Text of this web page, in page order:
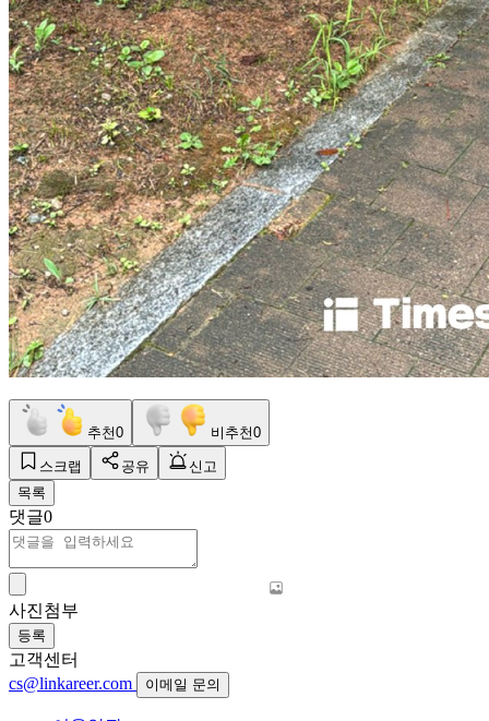
추천0 비추천0
스크랩 공유
신고
목록
댓글0
사진첨부
등록
고객센터
cs@linkareer.com
이메일 문의